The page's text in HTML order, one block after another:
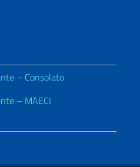
– Consolato
– MAECI